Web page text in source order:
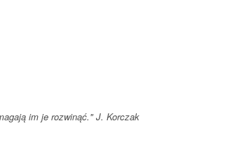
im je rozwinąć." J. Korczak